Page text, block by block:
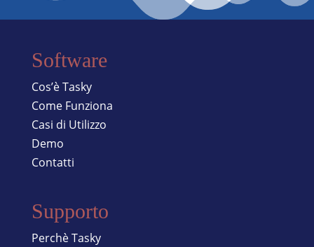
Software
Cos’è Tasky
Come Funziona
Casi di Utilizzo
Demo
Contatti
Supporto
Perchè Tasky